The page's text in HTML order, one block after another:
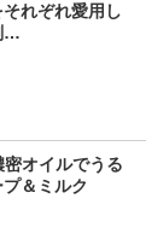
れぞれ愛用し
…
オイルでうる
＆ミルク